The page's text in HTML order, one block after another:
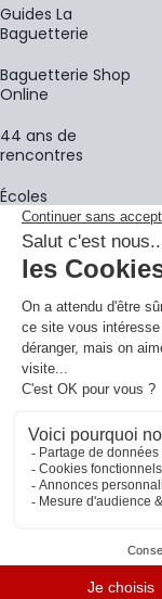
Guides La
Baguetterie
Baguetterie Shop
Online
44 ans de
rencontres
Écoles
La newsletter
Adresse e-mail
En vous inscrivant à
confidentialité.
Retrouvons-